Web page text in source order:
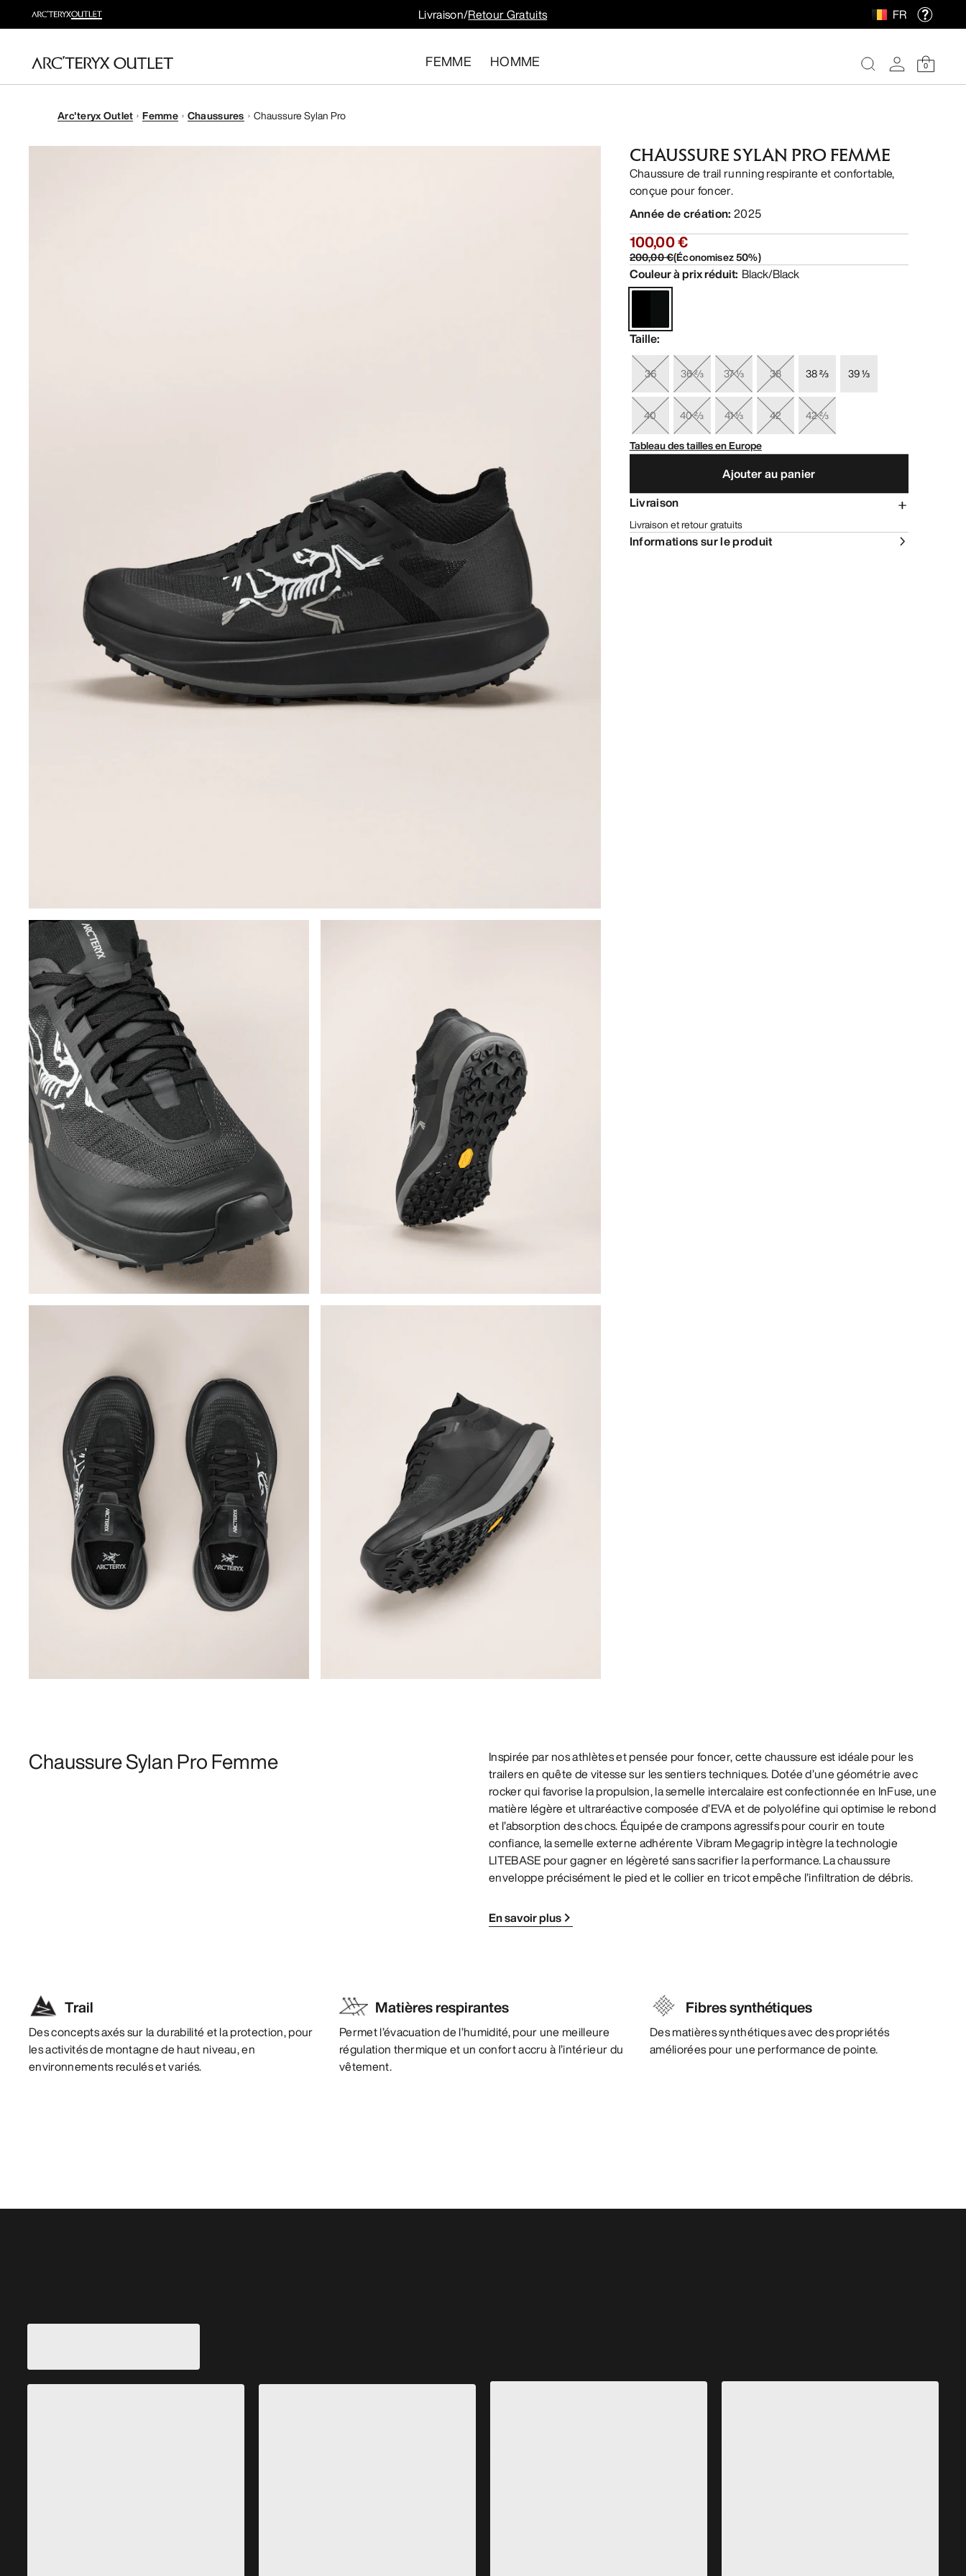
Livraison/Retour Gratuits FR
FEMME HOMME 0
Arc'teryx Outlet Femme Chaussures Chaussure Sylan Pro
CHAUSSURE SYLAN PRO FEMME
Chaussure de trail running respirante et confortable,
conçue pour foncer.
Année de création: 2025
100,00 €
200,00 €(Économisez50%)
Couleur à prix réduit: Black/Black
Taille:
36 36 ⅔ 37 ⅓ 38 38 ⅔ 39 ⅓
40 40 ⅔ 41 ⅓ 42
42 ⅔
Tableau des tailles en Europe
Ajouter au panier
Livraison
Livraison et retour gratuits
Informations sur le produit
Chaussure Sylan Pro Femme
Inspirée par nos athlètes et pensée pour foncer, cette chaussure est idéale pour les
trailers en quête de vitesse sur les sentiers techniques. Dotée d’une géométrie avec
rocker qui favorise la propulsion, la semelle intercalaire est confectionnée en InFuse, une
matière légère et ultraréactive composée d’EVA et de polyoléfine qui optimise le rebond
et l’absorption des chocs. Équipée de crampons agressifs pour courir en toute
confiance, la semelle externe adhérente Vibram Megagrip intègre la technologie
LITEBASE pour gagner en légèreté sans sacrifier la performance. La chaussure
enveloppe précisément le pied et le collier en tricot empêche l’infiltration de débris.
En savoir plus
Trail
Des concepts axés sur la durabilité et la protection, pour
les activités de montagne de haut niveau, en
environnements reculés et variés.
Matières respirantes
Permet l’évacuation de l’humidité, pour une meilleure
régulation thermique et un confort accru à l’intérieur du
vêtement.
Fibres synthétiques
Des matières synthétiques avec des propriétés
améliorées pour une performance de pointe.